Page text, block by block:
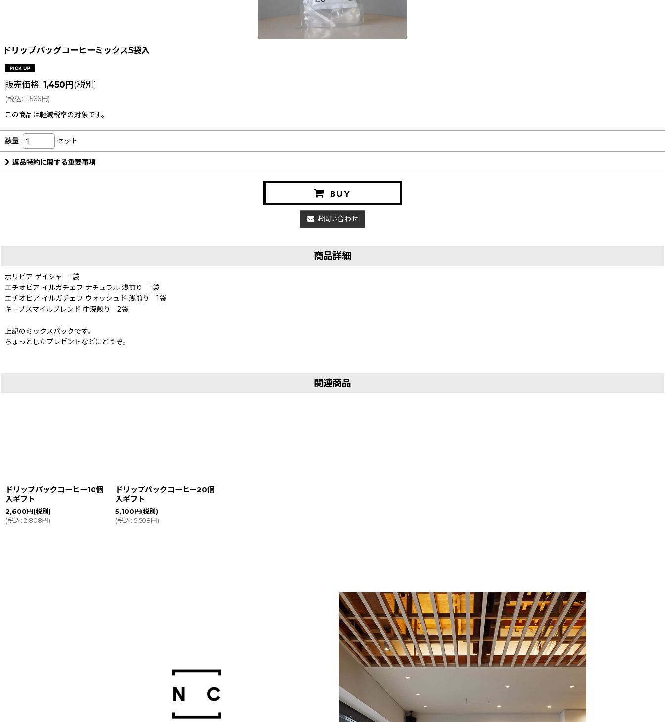
ドリップバッグコーヒーミックス5袋入
販売価格: 1,450円(税別)
(税込: 1,566円)
この商品は軽減税率の対象です。
数量: セット
返品特約に関する重要事項
BUY
お問い合わせ
商品詳細
ボリビア ゲイシャ 1袋
エチオピア イルガチェフ ナチュラル 浅煎り 1袋
エチオピア イルガチェフ ウォッシュド 浅煎り 1袋
キープスマイルブレンド 中深煎り 2袋
上記のミックスパックです。
ちょっとしたプレゼントなどにどうぞ。
関連商品
ドリップパックコーヒー10個
入ギフト
2,600円(税別)
(税込: 2,808円)
ドリップパックコーヒー20個
入ギフト
5,100円(税別)
(税込: 5,508円)